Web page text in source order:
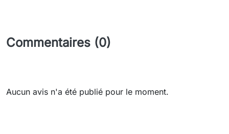
Commentaires (0)
Aucun avis n'a été publié pour le moment.